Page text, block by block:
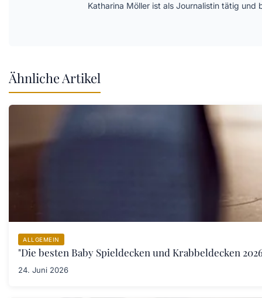
Katharina Möller ist als Journalistin tätig
Ähnliche Artikel
ALLGEMEIN
"Die besten Baby Spieldecken und Krabbeldecken
24. Juni 2026